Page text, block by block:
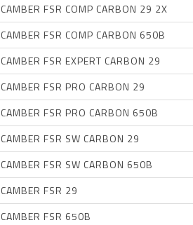
CAMBER FSR COMP CARBON 29 2X
CAMBER FSR COMP CARBON 650B
CAMBER FSR EXPERT CARBON 29
CAMBER FSR PRO CARBON 29
CAMBER FSR PRO CARBON 650B
CAMBER FSR SW CARBON 29
CAMBER FSR SW CARBON 650B
CAMBER FSR 29
CAMBER FSR 650B